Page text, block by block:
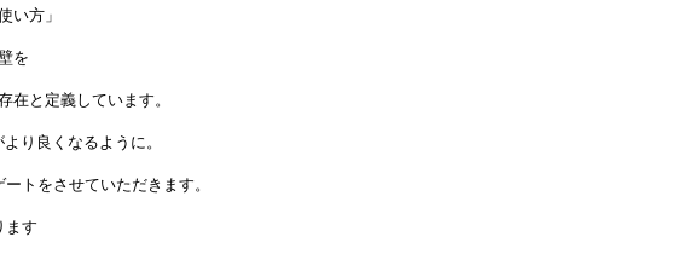
い方」
を
と定義しています。
り良くなるように。
トをさせていただきます。
ます